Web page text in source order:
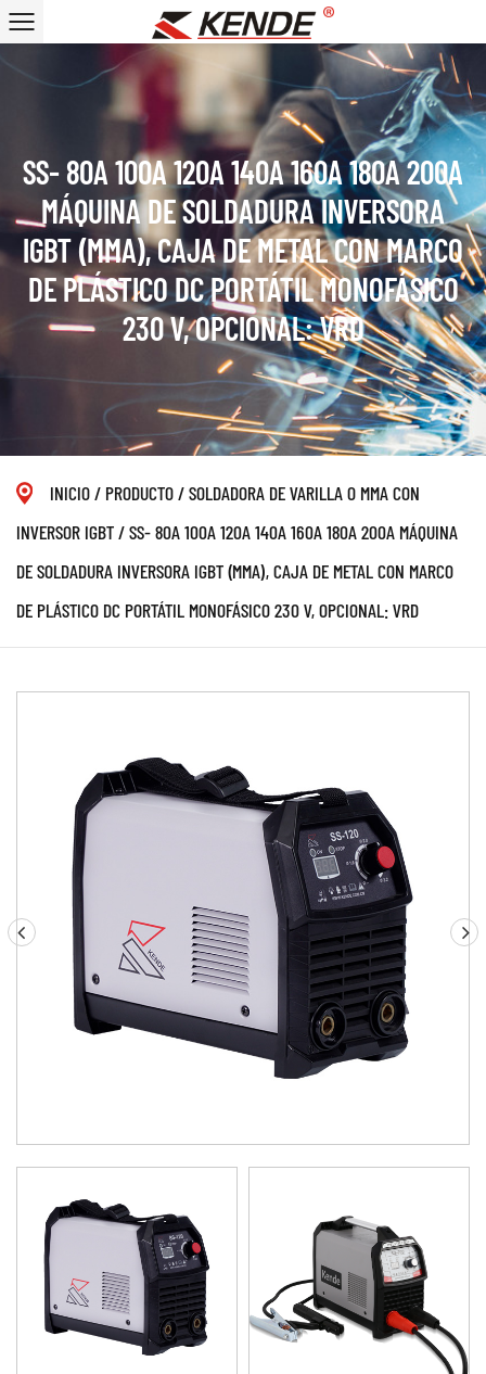
SS- 80A 100A 120A 140A 160A 180A 200A
MÁQUINA DE SOLDADURA INVERSORA
IGBT (MMA), CAJA DE METAL CON MARCO
DE PLÁSTICO DC PORTÁTIL MONOFÁSICO
230 V, OPCIONAL: VRD
INICIO/ PRODUCTO/SOLDADORA DE VARILLA O MMA CON
INVERSOR IGBT/SS- 80A 100A 120A 140A 160A 180A 200A MÁQUINA
DE SOLDADURA INVERSORA IGBT (MMA), CAJA DE METAL CON MARCO
DE PLÁSTICO DC PORTÁTIL MONOFÁSICO 230 V, OPCIONAL: VRD